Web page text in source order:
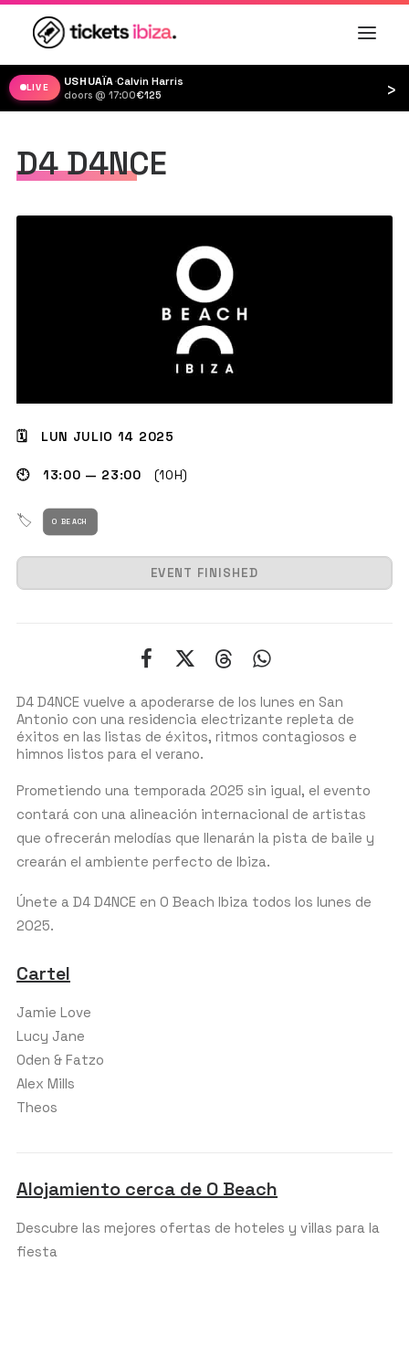
GET THE APP
BUSCAR
LIVE USHUAÏA·Calvin Harris
doors @ 17:00·€125 ›
D4 D4NCE
D4 D4NCE vuelve a apoderarse de los lunes en San
Antonio con una residencia electrizante repleta de
éxitos en las listas de éxitos, ritmos contagiosos e
himnos listos para el verano.
Prometiendo una temporada 2025 sin igual, el evento
contará con una alineación internacional de artistas
que ofrecerán melodías que llenarán la pista de baile y
crearán el ambiente perfecto de Ibiza.
Únete a D4 D4NCE en O Beach Ibiza todos los lunes de
2025.
Cartel
Jamie Love
Lucy Jane
Oden & Fatzo
Alex Mills
Theos
Alojamiento cerca de O Beach
Descubre las mejores ofertas de hoteles y villas para la
fiesta
🗓 LUN JULIO 14 2025
🕙 13:00 — 23:00 (10H)
🏷 O BEACH
EVENT FINISHED